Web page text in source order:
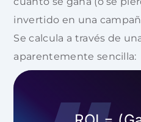
invertido en una
Se calcula a través de
aparentemente sencilla: